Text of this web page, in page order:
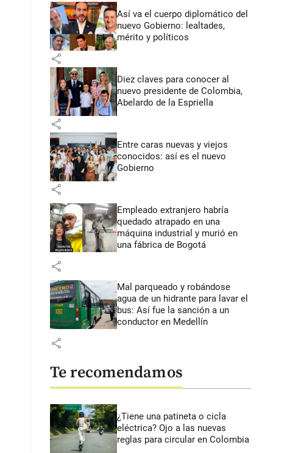
Así va el cuerpo diplomático del
nuevo Gobierno: lealtades,
mérito y políticos
share
Diez claves para conocer al
nuevo presidente de Colombia,
Abelardo de la Espriella
share
Entre caras nuevas y viejos
conocidos: así es el nuevo
Gobierno
share
Empleado extranjero habría
quedado atrapado en una
máquina industrial y murió en
una fábrica de Bogotá
share
Mal parqueado y robándose
agua de un hidrante para lavar el
bus: Así fue la sanción a un
conductor en Medellín
share
Te recomendamos
¿Tiene una patineta o cicla
eléctrica? Ojo a las nuevas
reglas para circular en Colombia